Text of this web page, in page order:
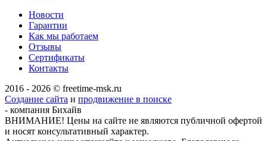
Новости
Гарантии
Как мы работаем
Отзывы
Сертификаты
Контакты
2016 - 2026 © freetime-msk.ru
Создание сайта и продвижение в поиске
- компания Бихайв
ВНИМАНИЕ! Цены на сайте не являются публичной офертой
и носят консультативный характер.